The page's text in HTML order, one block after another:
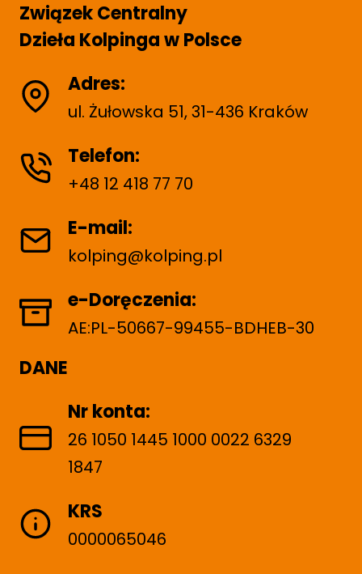
Związek Centralny
Dzieła Kolpinga w Polsce
Adres:
ul. Żułowska 51, 31-436 Kraków
Telefon:
+48 12 418 77 70
E-mail:
kolping@kolping.pl
e-Doręczenia:
AE:PL-50667-99455-BDHEB-30
DANE
Nr konta:
26 1050 1445 1000 0022 6329
1847
KRS
0000065046